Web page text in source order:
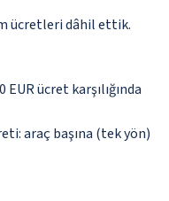
ücretleri dâhil ettik.
EUR ücret karşılığında
araç başına (tek yön)